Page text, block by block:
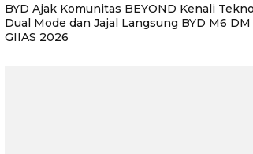
BYD Ajak Komunitas BEYOND Kenali
Dual Mode dan Jajal Langsung BYD M6 DM
GIIAS 2026